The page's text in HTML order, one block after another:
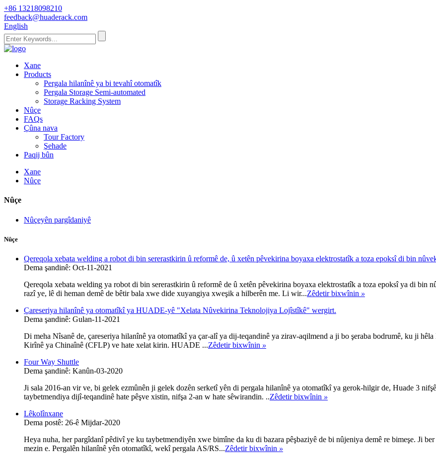
+86 13218098210
feedback@huaderack.com
English
Xane
Products
Pergala hilanînê ya bi tevahî otomatîk
Pergala Storage Semi-automated
Storage Racking System
Nûçe
FAQs
Çûna nava
Tour Factory
Şehade
Paqij bûn
Xane
Nûçe
Nûçe
Nûçeyên pargîdaniyê
Nûçe
Qereqola xebata welding a robot di bin sererastkirin û reformê de, û xetên pêvekirina boyaxa elektrostatîk a toza epoksî di bin
Dema şandinê: Oct-11-2021
Qereqola xebata welding ya robot di bin sererastkirin û reformê de û xetên pêvekirina boyaxa elektrostatîk a toza epoksî ya di bin
razî ye, lê di heman demê de bêtir bala xwe dide xuyangiya xweşik a hilberên me. Li wir...Zêdetir bixwînin »
Çareseriya hilanînê ya otomatîkî ya HUADE-yê "Xelata Nûvekirina Teknolojiya Lojîstîkê" wergirt.
Dema şandinê: Gulan-11-2021
Di meha Nîsanê de, çareseriya hilanînê ya otomatîkî ya çar-alî ya dij-teqandinê ya zirav-aqilmend a ji bo şeraba bodrumê, ku ji
Kirînê ya Chinaînê (CFLP) ve hate xelat kirin. HUADE ...Zêdetir bixwînin »
Four Way Shuttle
Dema şandinê: Kanûn-03-2020
Ji sala 2016-an vir ve, bi gelek ezmûnên ji gelek dozên serketî yên di pergala hilanînê ya otomatîkî ya gerok-hilgir de, Huade 3
taybetmendiya dijî-teqandinê hate pêşve xistin, nifşa 2-an w hate sêwirandin. ..Zêdetir bixwînin »
Lêkolînxane
Dema postê: 26-ê Mijdar-2020
Heya nuha, her pargîdanî pêdivî ye ku taybetmendiyên xwe bimîne da ku di bazara pêşbaziyê de bi nûjeniya demê re bimeşe. Ji
mezin e. Pergalên hilanînê yên otomatîkî, wekî pergala AS/RS...Zêdetir bixwînin »